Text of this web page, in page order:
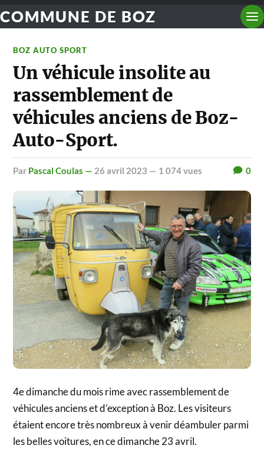
COMMUNE DE BOZ
BOZ AUTO SPORT
Un véhicule insolite au
rassemblement de
véhicules anciens de Boz-
Auto-Sport.
par Pascal Coulas — 26 avril 2023 — 1 074 vues 0
4e dimanche du mois rime avec rassemblement de
véhicules anciens et d’exception à Boz. Les visiteurs
étaient encore très nombreux à venir déambuler parmi
les belles voitures, en ce dimanche 23 avril.